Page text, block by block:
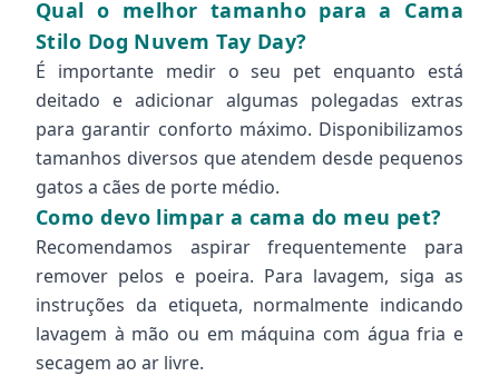
Qual o melhor tamanho para a Cama
Stilo Dog Nuvem Tay Day?
É importante medir o seu pet enquanto está
deitado e adicionar algumas polegadas extras
para garantir conforto máximo. Disponibilizamos
tamanhos diversos que atendem desde pequenos
gatos a cães de porte médio.
Como devo limpar a cama do meu pet?
Recomendamos aspirar frequentemente para
remover pelos e poeira. Para lavagem, siga as
instruções da etiqueta, normalmente indicando
lavagem à mão ou em máquina com água fria e
secagem ao ar livre.